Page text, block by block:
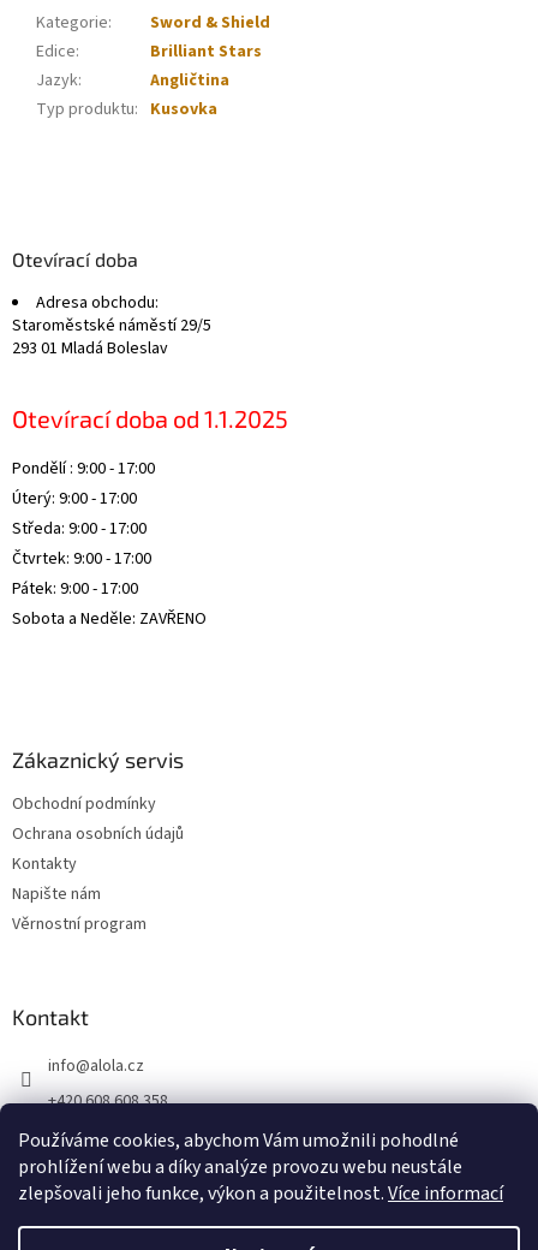
Používáme cookies, abychom Vám umožnili pohodlné
prohlížení webu a díky analýze provozu webu neustále
zlepšovali jeho funkce, výkon a použitelnost.Více informací
Kategorie:
Sword & Shield
Edice:
Brilliant Stars
Jazyk:
Angličtina
Typ produktu: Kusovka
Otevírací doba
Adresa obchodu:
Staroměstské náměstí 29/5
293 01 Mladá Boleslav
Otevírací doba od 1.1.2025
Pondělí : 9:00 - 17:00
Úterý: 9:00 - 17:00
Středa: 9:00 - 17:00
Čtvrtek: 9:00 - 17:00
Pátek: 9:00 - 17:00
Sobota a Neděle: ZAVŘENO
Zákaznický servis
Obchodní podmínky
Ochrana osobních údajů
Kontakty
Napište nám
Věrnostní program
Kontakt
info@alola.cz
+420 608 608 358
https://www.facebook.com/alolaCZ
alola.cz/